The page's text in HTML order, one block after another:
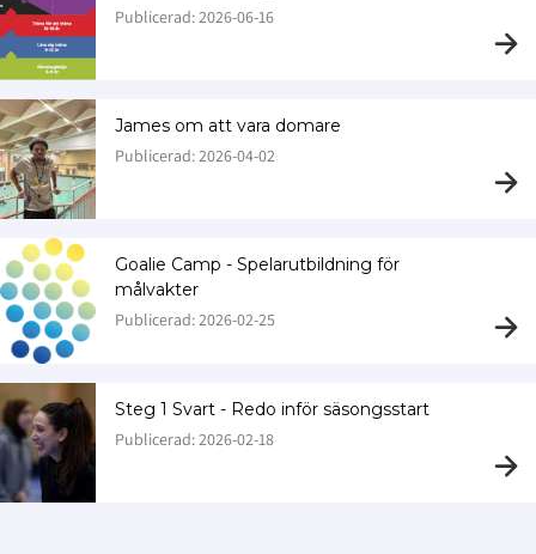
Publicerad: 2026-06-16
James om att vara domare
Publicerad: 2026-04-02
Goalie Camp - Spelarutbildning för
målvakter
Publicerad: 2026-02-25
Steg 1 Svart - Redo inför säsongsstart
Publicerad: 2026-02-18